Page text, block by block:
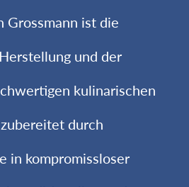
Grossmann ist die
und der
kulinarischen
durch
in kompromissloser